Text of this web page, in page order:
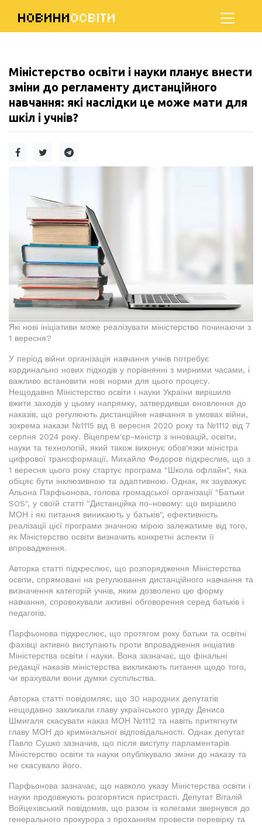
НОВИНИОСВІТИ
Міністерство освіти і науки планує внести
зміни до регламенту дистанційного
навчання: які наслідки це може мати для
шкіл і учнів?
Які нові ініціативи може реалізувати міністерство починаючи з
1 вересня?
У період війни організація навчання учнів потребує
кардинально нових підходів у порівнянні з мирними часами, і
важливо встановити нові норми для цього процесу.
Нещодавно Міністерство освіти і науки України вирішило
вжити заходів у цьому напрямку, затвердивши оновлення до
наказів, що регулюють дистанційне навчання в умовах війни,
зокрема накази №1115 від 8 вересня 2020 року та №1112 від 7
серпня 2024 року. Віцепрем'єр-міністр з інновацій, освіти,
науки та технологій, який також виконує обов'язки міністра
цифрової трансформації, Михайло Федоров підкреслив, що з
1 вересня цього року стартує програма "Школа офлайн", яка
обіцяє бути інклюзивною та адаптивною. Однак, як зауважує
Альона Парфьонова, голова громадської організації "Батьки
SOS", у своїй статті "Дистанційка по-новому: що вирішило
МОН і які питання виникають у батьків", ефективність
реалізації цієї програми значною мірою залежатиме від того,
як Міністерство освіти визначить конкретні аспекти її
впровадження.
Авторка статті підкреслює, що розпорядження Міністерства
освіти, спрямовані на регулювання дистанційного навчання та
визначення категорій учнів, яким дозволено цю форму
навчання, спровокували активні обговорення серед батьків і
педагогів.
Парфьонова підкреслює, що протягом року батьки та освітні
фахівці активно виступають проти впровадження ініціатив
Міністерства освіти і науки. Вона зазначає, що фінальні
редакції наказів міністерства викликають питання щодо того,
чи врахували вони думки суспільства.
Авторка статті повідомляє, що 30 народних депутатів
нещодавно закликали главу українського уряду Дениса
Шмигаля скасувати наказ МОН №1112 та навіть притягнути
главу МОН до кримінальної відповідальності. Однак депутат
Павло Сушко зазначив, що після виступу парламентарів
Міністерство освіти та науки опублікувало зміни до наказу та
не скасувало його.
Парфьонова зазначає, що навколо указу Міністерства освіти і
науки продовжують розгорятися пристрасті. Депутат Віталій
Войцехівський повідомив, що разом із колегами звернувся до
генерального прокурора з проханням провести перевірку та